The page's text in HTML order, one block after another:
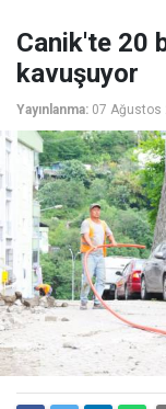
Canik'te 20
kavuşuyor
Yayınlanma: 07 Ağustos